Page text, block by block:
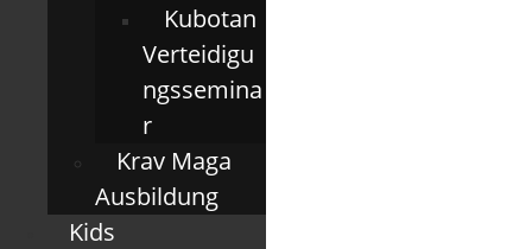
Kubotan
Verteidigu
ngssemina
r
Krav Maga
Ausbildung
Kids